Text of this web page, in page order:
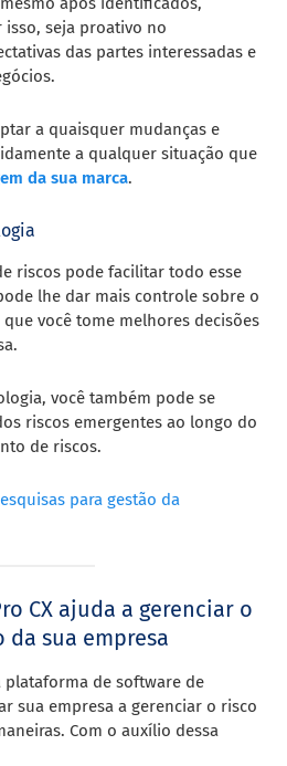
isso, seja proativo no
das partes interessadas e
a quaisquer mudanças e
a qualquer situação que
da sua marca.
riscos pode facilitar todo esse
lhe dar mais controle sobre o
você tome melhores decisões
você também pode se
riscos emergentes ao longo do
de riscos.
para gestão da
CX ajuda a gerenciar o
sua empresa
plataforma de software de
sua empresa a gerenciar o risco
Com o auxílio dessa